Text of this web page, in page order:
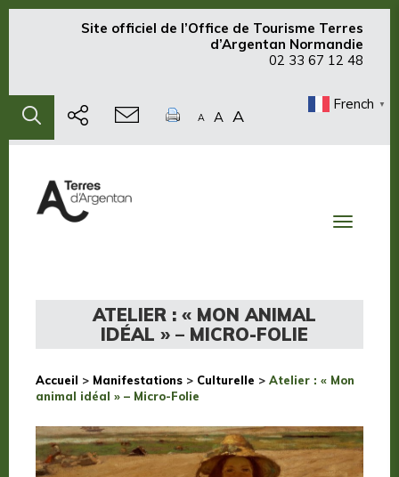
Site officiel de l’Office de Tourisme Terres
d’Argentan Normandie
02 33 67 12 48
A A A
French ▼
Toggle
ATELIER : « MON ANIMAL
IDÉAL » – MICRO-FOLIE
Accueil > Manifestations > Culturelle > Atelier : « Mon
animal idéal » – Micro-Folie